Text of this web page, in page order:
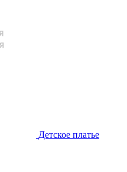
Детское платье